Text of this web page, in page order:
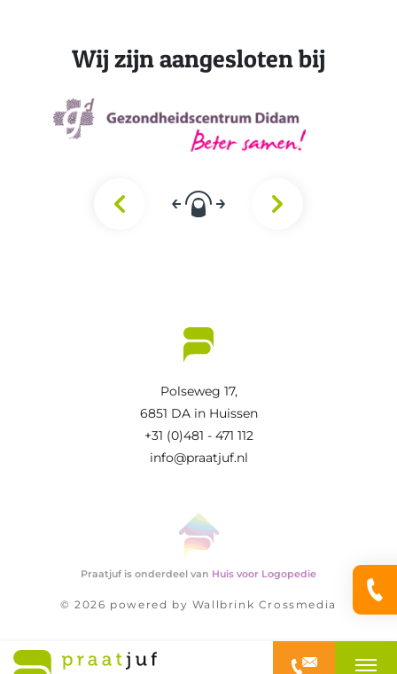
Wij zijn aangesloten bij
Polseweg 17,
6851 DA in Huissen
+31 (0)481 - 471 112
info@praatjuf.nl
Praatjuf is onderdeel van Huis voor Logopedie
© 2026 powered by Wallbrink Crossmedia